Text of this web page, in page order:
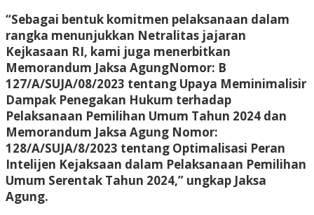
“Sebagai bentuk komitmen pelaksanaan dalam
rangka menunjukkan Netralitas jajaran
Kejkasaan RI, kami juga menerbitkan
Memorandum Jaksa AgungNomor: B
127/A/SUJA/08/2023 tentang Upaya Meminimalisir
Dampak Penegakan Hukum terhadap
Pelaksanaan Pemilihan Umum Tahun 2024 dan
Memorandum Jaksa Agung Nomor:
128/A/SUJA/8/2023 tentang Optimalisasi Peran
Intelijen Kejaksaan dalam Pelaksanaan Pemilihan
Umum Serentak Tahun 2024,” ungkap Jaksa
Agung.